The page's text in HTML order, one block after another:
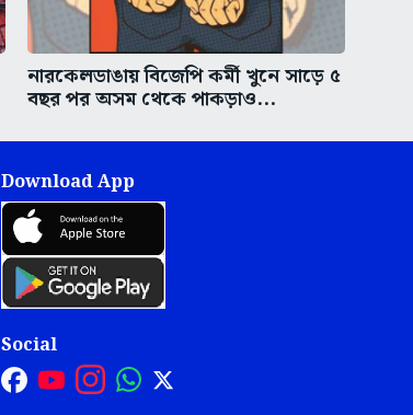
নারকেলডাঙায় বিজেপি কর্মী খুনে সাড়ে ৫
বছর পর অসম থেকে পাকড়াও...
Download App
Social